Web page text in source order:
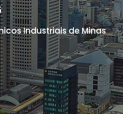
Industriais de Minas